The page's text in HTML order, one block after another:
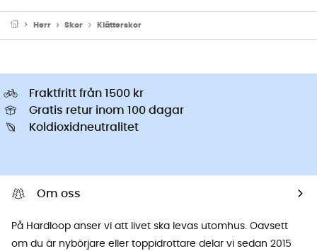
Herr Skor Klätterskor
Fraktfritt från 1500 kr
Gratis retur inom 100 dagar
Koldioxidneutralitet
Om oss
På Hardloop anser vi att livet ska levas utomhus. Oavsett
om du är nybörjare eller toppidrottare delar vi sedan 2015